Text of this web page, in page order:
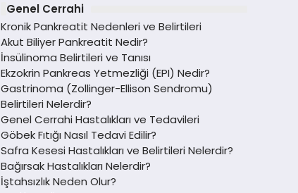
Genel Cerrahi
Kronik Pankreatit Nedenleri ve Belirtileri
Akut Biliyer Pankreatit Nedir?
İnsülinoma Belirtileri ve Tanısı
Ekzokrin Pankreas Yetmezliği (EPI) Nedir?
Gastrinoma (Zollinger-Ellison Sendromu)
Belirtileri Nelerdir?
Genel Cerrahi Hastalıkları ve Tedavileri
Göbek Fıtığı Nasıl Tedavi Edilir?
Safra Kesesi Hastalıkları ve Belirtileri Nelerdir?
Bağırsak Hastalıkları Nelerdir?
İştahsızlık Neden Olur?